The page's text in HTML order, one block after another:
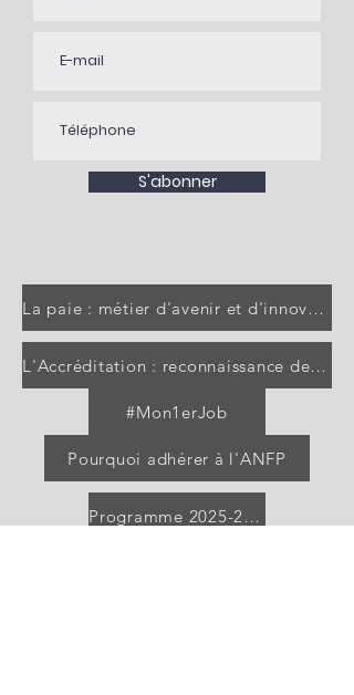
S'abonner
La paie : métier d'avenir et d'innovation
L'Accréditation : reconnaissance des professionnels de la paie
#Mon1erJob
Pourquoi adhérer à l'ANFP
Programme 2025-2026